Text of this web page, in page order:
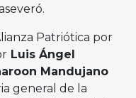
Patriótica por
Luis Ángel
Mandujano
general de la